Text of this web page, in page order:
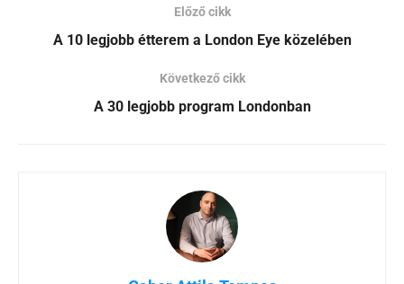
Előző cikk
A 10 legjobb étterem a London Eye közelében
Következő cikk
A 30 legjobb program Londonban